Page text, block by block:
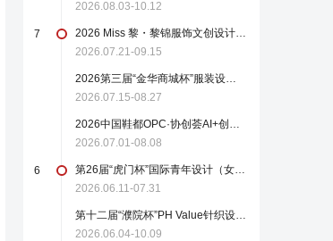
2026.08.03-10.12
7
2026 Miss 黎・黎锦服饰文创设计大赛
2026.07.21-09.15
2026第三届“金华商城杯”服装设计大赛（截至2026年8月27日）
2026.07.15-08.27
2026中国鞋都OPC·协创荟AI+创意设计大赛
2026.07.01-08.08
6
第26届“虎门杯”国际青年设计（女装）大赛
2026.06.11-07.31
第十二届“濮院杯”PH Value针织设计师大赛
2026.06.04-10.09